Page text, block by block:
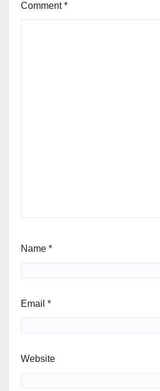
Comment*
Name *
Email *
Website